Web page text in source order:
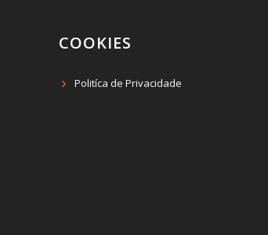
COOKIES
Politíca de Privacidade